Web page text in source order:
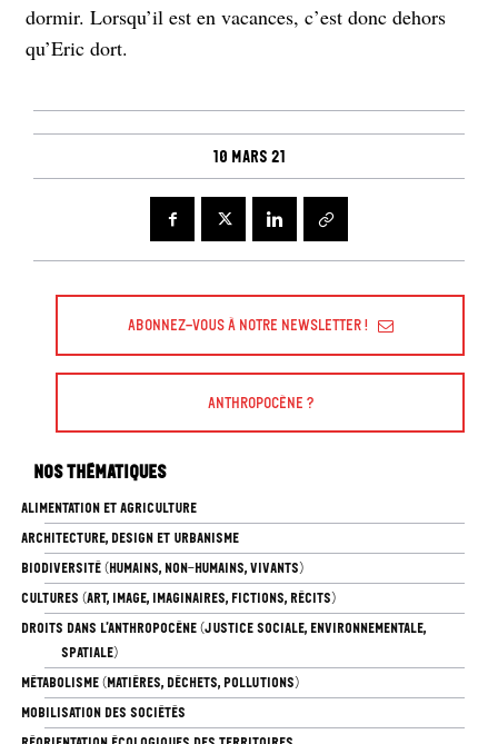
dormir. Lorsqu’il est en vacances, c’est donc dehors
qu’Eric dort.
10 mars 21
Abonnez-vous à Notre Newsletter !
Anthropocène ?
Nos thématiques
ALIMENTATION ET AGRICULTURE
ARCHITECTURE, DESIGN ET URBANISME
BIODIVERSITÉ (HUMAINS, NON-HUMAINS, VIVANTS)
CULTURES (ART, IMAGE, IMAGINAIRES, FICTIONS, RÉCITS)
DROITS DANS L’ANTHROPOCÈNE (JUSTICE SOCIALE, ENVIRONNEMENTALE,
SPATIALE)
MÉTABOLISME (MATIÈRES, DÉCHETS, POLLUTIONS)
MOBILISATION DES SOCIÉTÉS